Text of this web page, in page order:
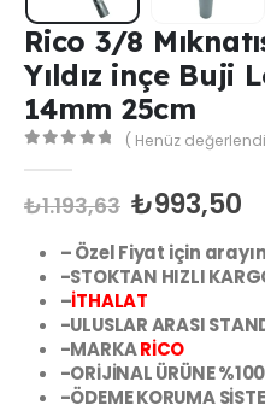
Rico 3/8
Yıldız inçe Buji
14mm 25cm
( Henüz
₺1.193,63 ₺993,50
– Özel Fiyat için
-STOKTAN HIZLI
–İTHALAT
-ULUSLAR ARASI
-MARKARİCO
-ORİJİNAL ÜRÜNE
-ÖDEME KORUMA